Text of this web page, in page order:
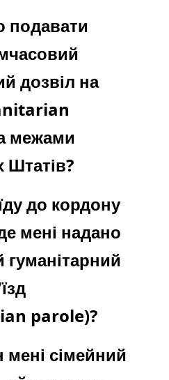
подавати
дозвіл на
межами
Штатів?
до кордону
мені надано
parole)?
мені сімейний